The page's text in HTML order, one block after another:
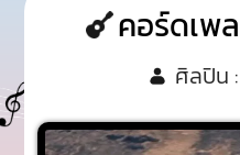
คอร์ดเพ
ศิลปิน :